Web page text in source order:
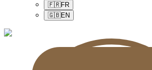
🇫🇷FR
🇬🇧EN